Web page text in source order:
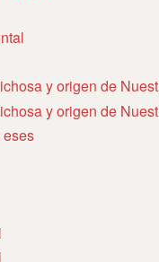
y origen de
y origen de
eses